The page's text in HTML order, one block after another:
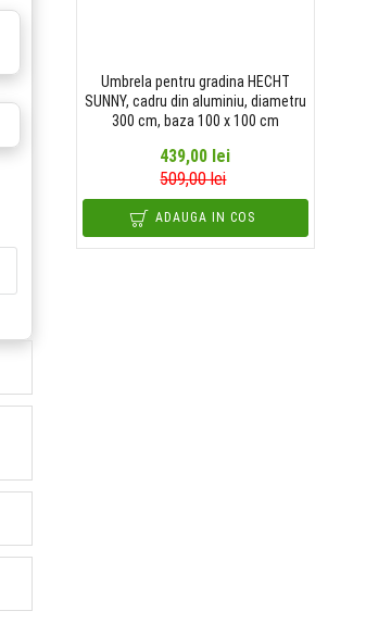
Umbrela pentru gradina HECHT
SUNNY, cadru din aluminiu, diametru
300 cm, baza 100 x 100 cm
439,00 lei
509,00 lei
ADAUGA IN COS